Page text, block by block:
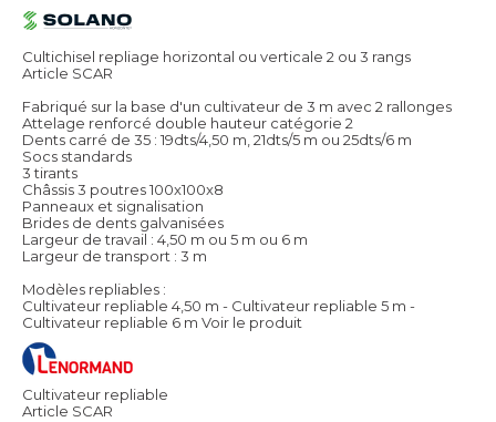
Cultichisel repliage horizontal ou verticale 2 ou 3 rangs
Article SCAR
Fabriqué sur la base d'un cultivateur de 3 m avec 2 rallonges
Attelage renforcé double hauteur catégorie 2
Dents carré de 35 : 19dts/4,50 m, 21dts/5 m ou 25dts/6 m
Socs standards
3 tirants
Châssis 3 poutres 100x100x8
Panneaux et signalisation
Brides de dents galvanisées
Largeur de travail : 4,50 m ou 5 m ou 6 m
Largeur de transport : 3 m
Modèles repliables :
Cultivateur repliable 4,50 m - Cultivateur repliable 5 m -
Cultivateur repliable 6 m Voir le produit
Cultivateur repliable
Article SCAR